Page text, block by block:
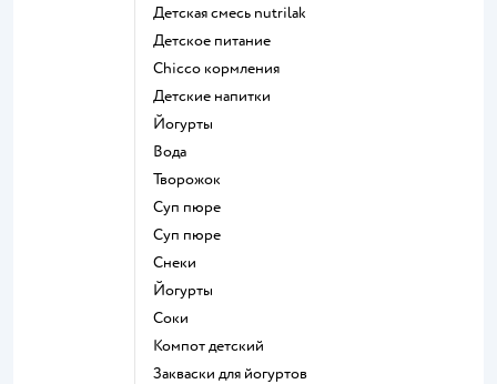
детская смесь nutrilak
детское питание
chicco кормления
детские напитки
йогурты
Вода
творожок
суп пюре
суп пюре
Снеки
йогурты
Соки
компот детский
Закваски для йогуртов